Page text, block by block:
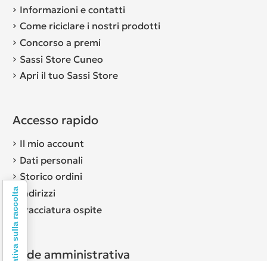
Informazioni e contatti
Come riciclare i nostri prodotti
Concorso a premi
Sassi Store Cuneo
Apri il tuo Sassi Store
Accesso rapido
Il mio account
Dati personali
Storico ordini
Indirizzi
Tracciatura ospite
Sede amministrativa
Informativa sulla raccolta